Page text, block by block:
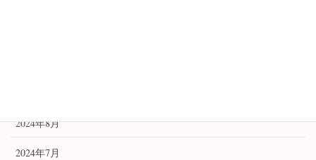
2024年8月
2024年7月